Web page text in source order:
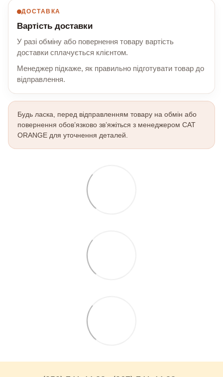
ДОСТАВКА
Вартість доставки
У разі обміну або повернення товару вартість
доставки сплачується клієнтом.
Менеджер підкаже, як правильно підготувати товар до
відправлення.
Будь ласка, перед відправленням товару на обмін або
повернення обов’язково зв’яжіться з менеджером CAT
ORANGE для уточнення деталей.